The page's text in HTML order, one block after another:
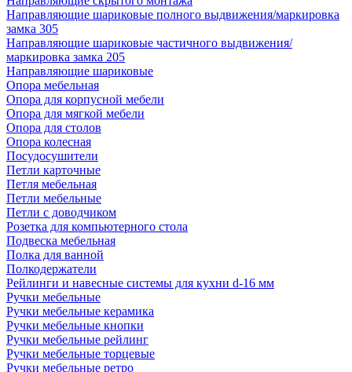
Направляющие шариковые полного выдвижения/маркировка
замка 305
Направляющие шариковые частичного выдвижения/
маркировка замка 205
Направляющие шариковые
Опора мебельная
Опора для корпусной мебели
Опора для мягкой мебели
Опора для столов
Опора колесная
Посудосушители
Петли карточные
Петля мебельная
Петли мебельные
Петли с доводчиком
Розетка для компьютерного стола
Подвеска мебельная
Полка для ванной
Полкодержатели
Рейлинги и навесные системы для кухни d-16 мм
Ручки мебельные
Ручки мебельные керамика
Ручки мебельные кнопки
Ручки мебельные рейлинг
Ручки мебельные торцевые
Ручки мебельные ретро